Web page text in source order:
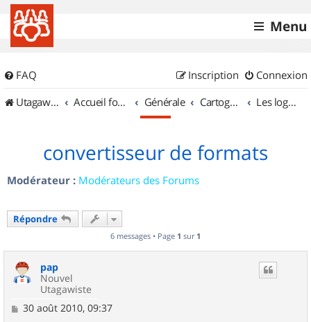
Menu
FAQ Connexion
Inscription
UtagawaVTT (Randos VTT et VTTAE avec traces GPS)
Accueil forum Générale Cartographie et GPS Les logiciels
convertisseur de formats
Modérateur : Modérateurs des Forums
Répondre
6 messages • Page 1 sur 1
pap
Nouvel
Utagawiste
M
30 août 2010, 09:37